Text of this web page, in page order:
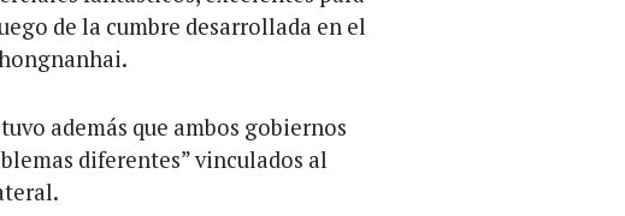
de la cumbre desarrollada en el
además que ambos gobiernos
diferentes” vinculados al